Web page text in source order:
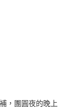
，團圓夜的晚上